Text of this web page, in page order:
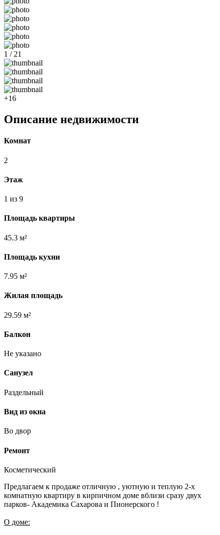
1 / 21
+16
Описание недвижимости
Комнат
2
Этаж
1 из 9
Площадь квартиры
45.3 м²
Площадь кухни
7.95 м²
Жилая площадь
29.59 м²
Балкон
Не указано
Санузел
Раздельный
Вид из окна
Во двор
Ремонт
Косметический
Предлагаем к продаже отличную , уютную и теплую 2-х
комнатную квартиру в кирпичном доме вблизи сразу двух
парков- Академика Сахарова и Пионерского !
О доме: